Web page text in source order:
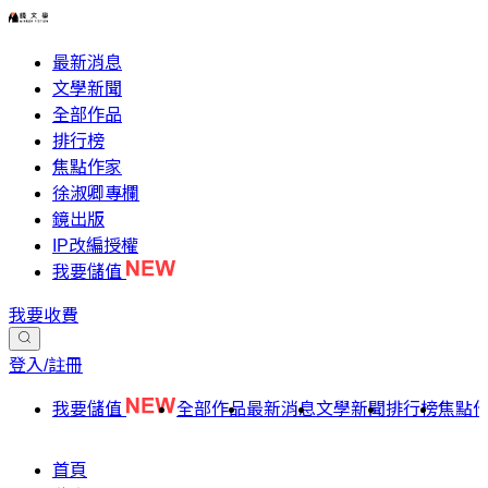
最新消息
文學新聞
全部作品
排行榜
焦點作家
徐淑卿專欄
鏡出版
IP改編授權
我要儲值
我要收費
登入/註冊
我要儲值 全部作品最新消息文學新聞排行榜焦點
首頁